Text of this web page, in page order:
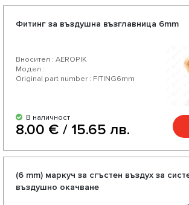
Фитинг за въздушна възглавница 6mm
Вносител : AEROPIK
Модел :
Original part number : FITING6mm
В наличност
8.00 € / 15.65 лв.
(6 mm) маркуч за сгъстен въздух за
въздушно окачване